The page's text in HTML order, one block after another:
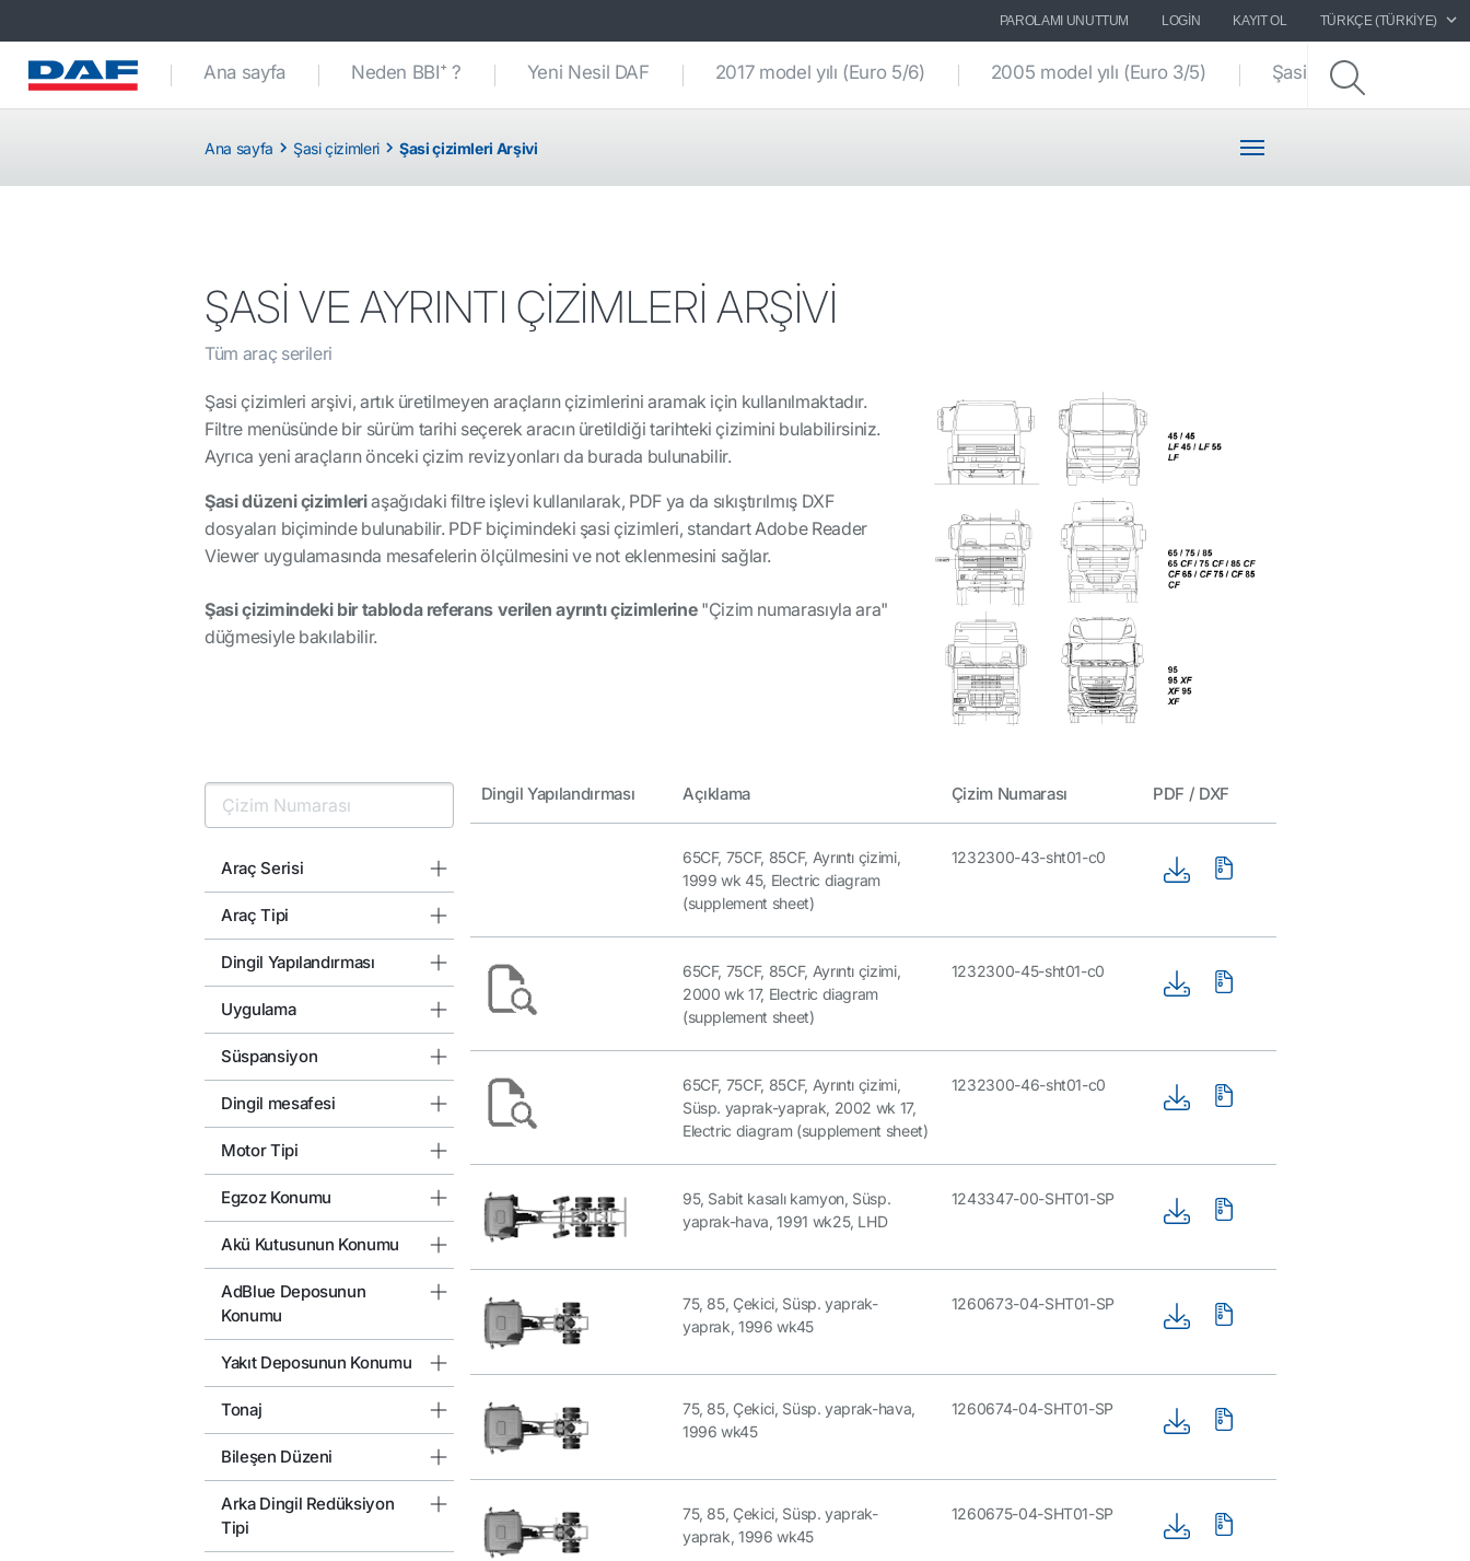
PAROLAMI UNUTTUM LOGIN KAYIT OL TÜRKÇE (TÜRKIYE)
Ana sayfa Neden BBI⁺ ? Yeni Nesil DAF 2017 model yılı (Euro 5/6) 2005 model yılı (Euro 3/5) Şasi çizimleri
Ana sayfa Şasi çizimleri Şasi çizimleri Arşivi
ŞASİ VE AYRINTI ÇİZİMLERİ ARŞİVİ
Tüm araç serileri
Şasi çizimleri arşivi, artık üretilmeyen araçların çizimlerini aramak için kullanılmaktadır.
Filtre menüsünde bir sürüm tarihi seçerek aracın üretildiği tarihteki çizimini bulabilirsiniz.
Ayrıca yeni araçların önceki çizim revizyonları da burada bulunabilir.
Şasi düzeni çizimleriaşağıdaki filtre işlevi kullanılarak, PDF ya da sıkıştırılmışDXF
dosyaları biçiminde bulunabilir. PDF biçimindeki şasi çizimleri, standart Adobe Reader
Viewer uygulamasında mesafelerin ölçülmesini ve not eklenmesini sağlar.
Şasi çizimindeki bir tabloda referans verilen ayrıntı çizimlerine "Çizim numarasıyla ara"
düğmesiyle bakılabilir.
Araç Serisi
Araç Tipi
Dingil Yapılandırması
Uygulama
Süspansiyon
Dingil mesafesi
Motor Tipi
Egzoz Konumu
Akü Kutusunun Konumu
AdBlue Deposunun
Konumu
Yakıt Deposunun Konumu
Tonaj
Bileşen Düzeni
Arka Dingil Redüksiyon
Tipi
Dingil Yapılandırması Açıklama Çizim Numarası PDF / DXF
65CF, 75CF, 85CF, Ayrıntı çizimi,
1999 wk 45, Electric diagram
(supplement sheet)
1232300-43-sht01-c0
65CF, 75CF, 85CF, Ayrıntı çizimi,
2000 wk 17, Electric diagram
(supplement sheet)
1232300-45-sht01-c0
65CF, 75CF, 85CF, Ayrıntı çizimi,
Süsp. yaprak-yaprak, 2002 wk 17,
Electric diagram (supplement sheet)
1232300-46-sht01-c0
95, Sabit kasalı kamyon, Süsp.
yaprak-hava, 1991 wk25, LHD
1243347-00-SHT01-SP
75, 85, Çekici, Süsp. yaprak-
yaprak, 1996 wk45
1260673-04-SHT01-SP
75, 85, Çekici, Süsp. yaprak-hava,
1996 wk45
1260674-04-SHT01-SP
75, 85, Çekici, Süsp. yaprak-
yaprak, 1996 wk45
1260675-04-SHT01-SP